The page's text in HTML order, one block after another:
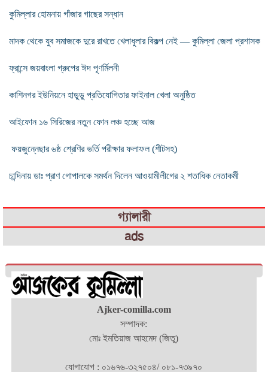
কুমিল্লার হোমনায় গাঁজার গাছের সন্ধান
মাদক থেকে যুব সমাজকে দুরে রাখতে খেলাধুলার বিকল্প নেই — কুমিল্লা জেলা প্রশাসক
ফ্রান্সে জয়বাংলা গ্রুপের ঈদ পূণর্মিলনী
কাশিনগর ইউনিয়নে হাডুডু প্রতিযোগিতার ফাইনাল খেলা অনুষ্ঠিত
আইফোন ১৬ সিরিজের নতুন ফোন লঞ্চ হচ্ছে আজ
ফয়জুন্নেছার ৬ষ্ঠ শ্রেণির ভর্তি পরীক্ষার ফলাফল (শীটসহ)
চান্দিনায় ডাঃ প্রাণ গোপালকে সমর্থন দিলেন আওয়ামীলীগের ২ শতাধিক নেতাকর্মী
গ্যালারী
ads
Ajker-comilla.com
সম্পাদক:
মোঃ ইমতিয়াজ আহমেদ (জিতু)
যোগাযোগ : ০১৬৭৬-৩২৭৫০৪/ ০৮১-৭৩৯৭০